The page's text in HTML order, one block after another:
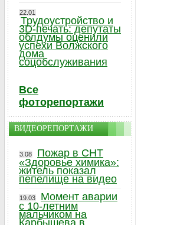
22.01
Трудоустройство и
3D-печать: депутаты
облдумы оценили
успехи Волжского
дома
соцобслуживания
Все
фоторепортажи
ВИДЕОРЕПОРТАЖИ
3.08
Пожар в СНТ
«Здоровье химика»:
житель показал
пепелище на видео
19.03
Момент аварии
с 10-летним
мальчиком на
Карбышева в